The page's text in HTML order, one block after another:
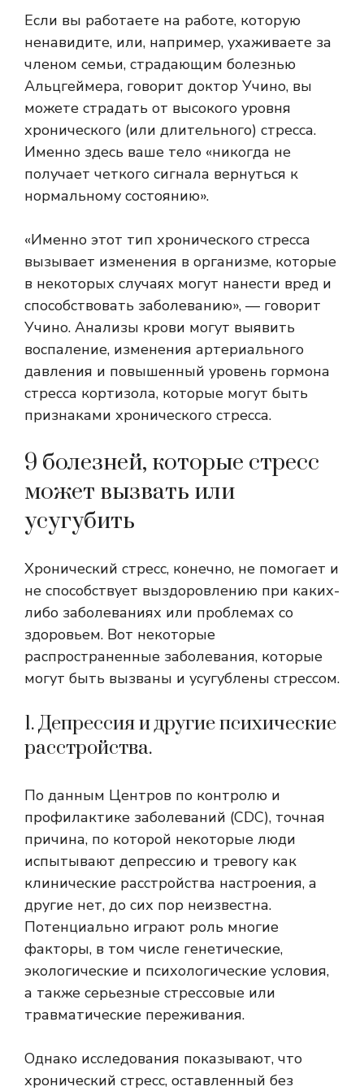
Если вы работаете на работе, которую
ненавидите, или, например, ухаживаете за
членом семьи, страдающим болезнью
Альцгеймера, говорит доктор Учино, вы
можете страдать от высокого уровня
хронического (или длительного) стресса.
Именно здесь ваше тело «никогда не
получает четкого сигнала вернуться к
нормальному состоянию».
«Именно этот тип хронического стресса
вызывает изменения в организме, которые
в некоторых случаях могут нанести вред и
способствовать заболеванию», — говорит
Учино. Анализы крови могут выявить
воспаление, изменения артериального
давления и повышенный уровень гормона
стресса кортизола, которые могут быть
признаками хронического стресса.
9 болезней, которые стресс
может вызвать или
усугубить
Хронический стресс, конечно, не помогает и
не способствует выздоровлению при каких-
либо заболеваниях или проблемах со
здоровьем. Вот некоторые
распространенные заболевания, которые
могут быть вызваны и усугублены стрессом.
1. Депрессия и другие психические
расстройства.
По данным Центров по контролю и
профилактике заболеваний (CDC), точная
причина, по которой некоторые люди
испытывают депрессию и тревогу как
клинические расстройства настроения, а
другие нет, до сих пор неизвестна.
Потенциально играют роль многие
факторы, в том числе генетические,
экологические и психологические условия,
а также серьезные стрессовые или
травматические переживания.
Однако исследования показывают, что
хронический стресс, оставленный без